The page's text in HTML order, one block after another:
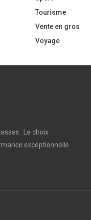
Tourisme
Vente en gros
Voyage
: Le choix
exceptionnelle